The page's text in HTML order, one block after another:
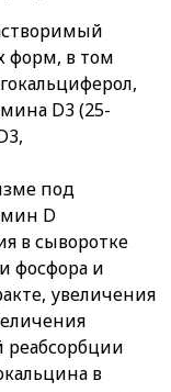
форм, в том
D3 (25-
под
D
в сыворотке
фосфора и
увеличения
реабсорбции
в